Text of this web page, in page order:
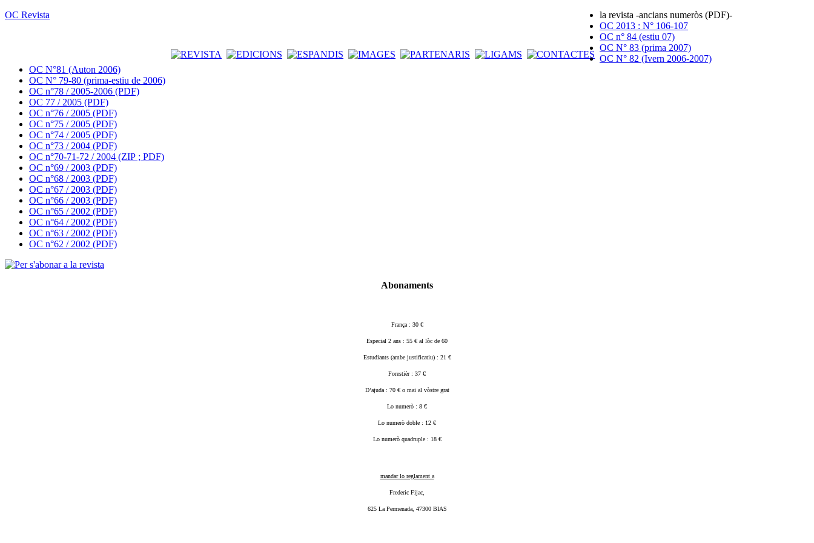
OC Revista
la revista -ancians numeròs (PDF)-
OC 2013 : N° 106-107
OC n° 84 (estiu 07)
OC N° 83 (prima 2007)
OC N° 82 (Ivern 2006-2007)
OC N°81 (Auton 2006)
OC N° 79-80 (prima-estiu de 2006)
OC n°78 / 2005-2006 (PDF)
OC 77 / 2005 (PDF)
OC n°76 / 2005 (PDF)
OC n°75 / 2005 (PDF)
OC n°74 / 2005 (PDF)
OC n°73 / 2004 (PDF)
OC n°70-71-72 / 2004 (ZIP ; PDF)
OC n°69 / 2003 (PDF)
OC n°68 / 2003 (PDF)
OC n°67 / 2003 (PDF)
OC n°66 / 2003 (PDF)
OC n°65 / 2002 (PDF)
OC n°64 / 2002 (PDF)
OC n°63 / 2002 (PDF)
OC n°62 / 2002 (PDF)
Abonaments
França : 30 €
Especial 2 ans : 55 € al lòc de 60
Estudiants (ambe justificatiu) : 21 €
Forestièr : 37 €
D’ajuda : 70 € o mai al vòstre grat
Lo numerò : 8 €
Lo numerò doble : 12 €
Lo numerò quadruple : 18 €
mandar lo reglament a
Frederic Fijac,
625 La Permenada, 47300 BIAS